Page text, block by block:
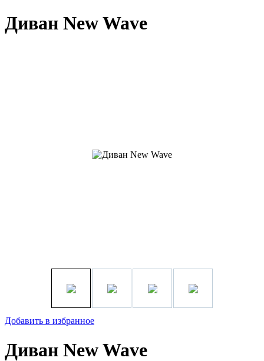
Диван New Wave
Добавить в избранное
Диван New Wave